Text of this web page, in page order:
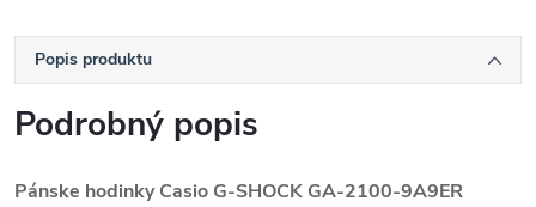
Popis produktu
Podrobný popis
Pánske hodinky Casio G-SHOCK GA-2100-9A9ER